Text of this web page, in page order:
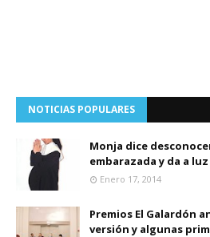
NOTICIAS POPULARES
Monja dice
embarazada y da a
Enero 17, 2014
Premios El Galardón
versión y algunas